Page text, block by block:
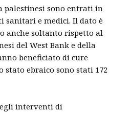
palestinesi sono entrati in
sanitari e medici. Il dato è
anche soltanto rispetto al
del West Bank e della
beneficiato di cure
stato ebraico sono stati 172
interventi di